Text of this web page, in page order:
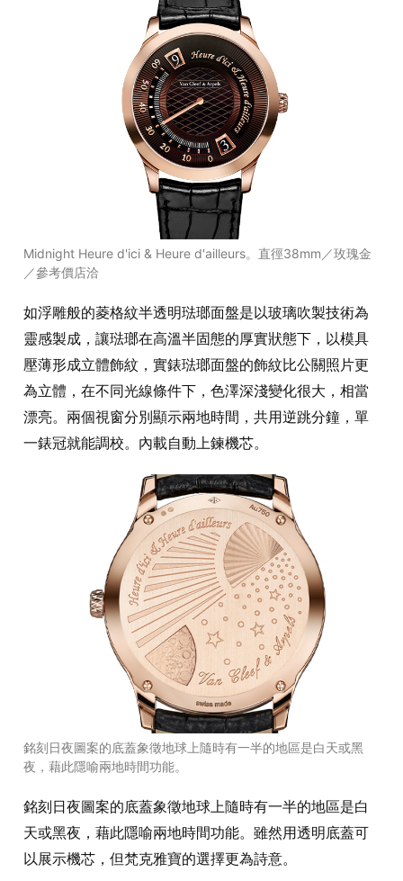
Midnight Heure d'ici & Heure d'ailleurs。直徑38mm／玫瑰金
／參考價店洽
如浮雕般的菱格紋半透明琺瑯面盤是以玻璃吹製技術為
靈感製成，讓琺瑯在高溫半固態的厚實狀態下，以模具
壓薄形成立體飾紋，實錶琺瑯面盤的飾紋比公關照片更
為立體，在不同光線條件下，色澤深淺變化很大，相當
漂亮。兩個視窗分別顯示兩地時間，共用逆跳分鐘，單
一錶冠就能調校。內載自動上鍊機芯。
銘刻日夜圖案的底蓋象徵地球上隨時有一半的地區是白天或黑
夜，藉此隱喻兩地時間功能。
銘刻日夜圖案的底蓋象徵地球上隨時有一半的地區是白
天或黑夜，藉此隱喻兩地時間功能。雖然用透明底蓋可
以展示機芯，但梵克雅寶的選擇更為詩意。